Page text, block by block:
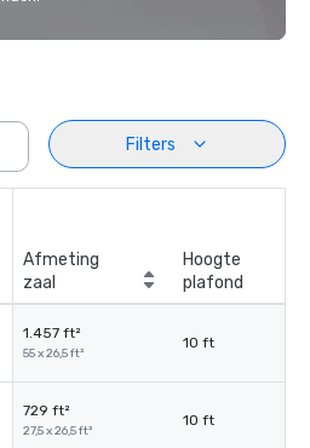
Filters
Afmeting
zaal
Hoogte
plafond
1.457 ft²
55 x 26,5 ft²
10 ft
729 ft²
27,5 x 26,5 ft²
10 ft